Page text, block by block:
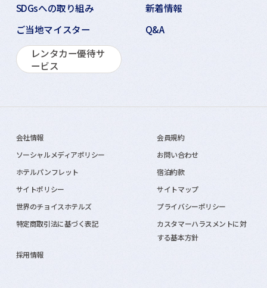
SDGsへの取り組み
新着情報
ご当地マイスター
Q&A
レンタカー優待サ
ービス
会社情報
会員規約
ソーシャルメディアポリシー
お問い合わせ
ホテルパンフレット
宿泊約款
サイトポリシー
サイトマップ
世界のチョイスホテルズ
プライバシーポリシー
特定商取引法に基づく表記
カスタマーハラスメントに対
する基本方針
採用情報